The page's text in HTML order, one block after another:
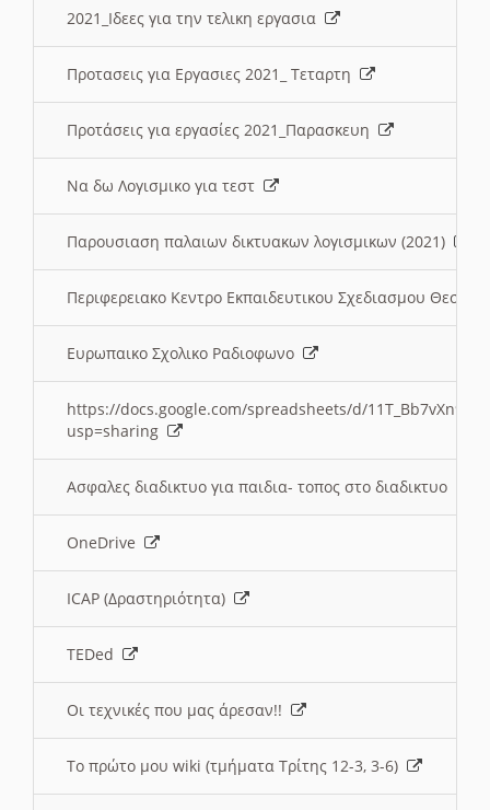
2021_Ιδεες για την τελικη εργασια
Προτασεις για Εργασιες 2021_ Τεταρτη
Προτάσεις για εργασίες 2021_Παρασκευη
Να δω Λογισμικο για τεστ
Παρουσιαση παλαιων δικτυακων λογισμικων (2021)
Περιφερειακο Κεντρο Εκπαιδευτικου Σχεδιασμου
Ευρωπαικο Σχολικο Ραδιοφωνο
https://docs.google.com/spreadsheets/d/
usp=sharing
Ασφαλες διαδικτυο για παιδια- τοπος στο διαδικτυο
OneDrive
ICAP (Δραστηριότητα)
TEDed
Οι τεχνικές που μας άρεσαν!!
Το πρώτο μου wiki (τμήματα Τρίτης 12-3, 3-6)